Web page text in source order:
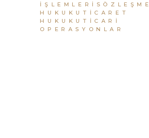
İŞLEMLERI SÖZLEŞME
HUKUKU TICARET
HUKUKU TICARI
OPERASYONLAR